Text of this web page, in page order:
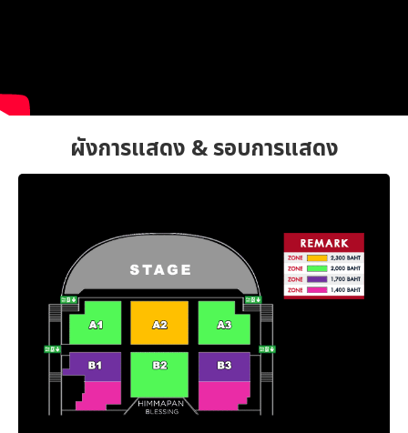
ผังการแสดง & รอบการแสดง